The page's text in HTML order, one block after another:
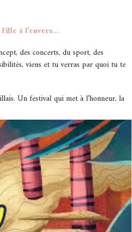
à l’envers…
des concerts, du sport, des
viens et tu verras par quoi tu te
Un festival qui met à l’honneur, la